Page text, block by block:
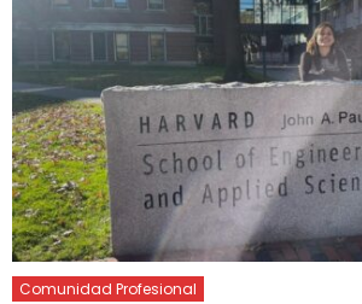
Comunidad Profesional